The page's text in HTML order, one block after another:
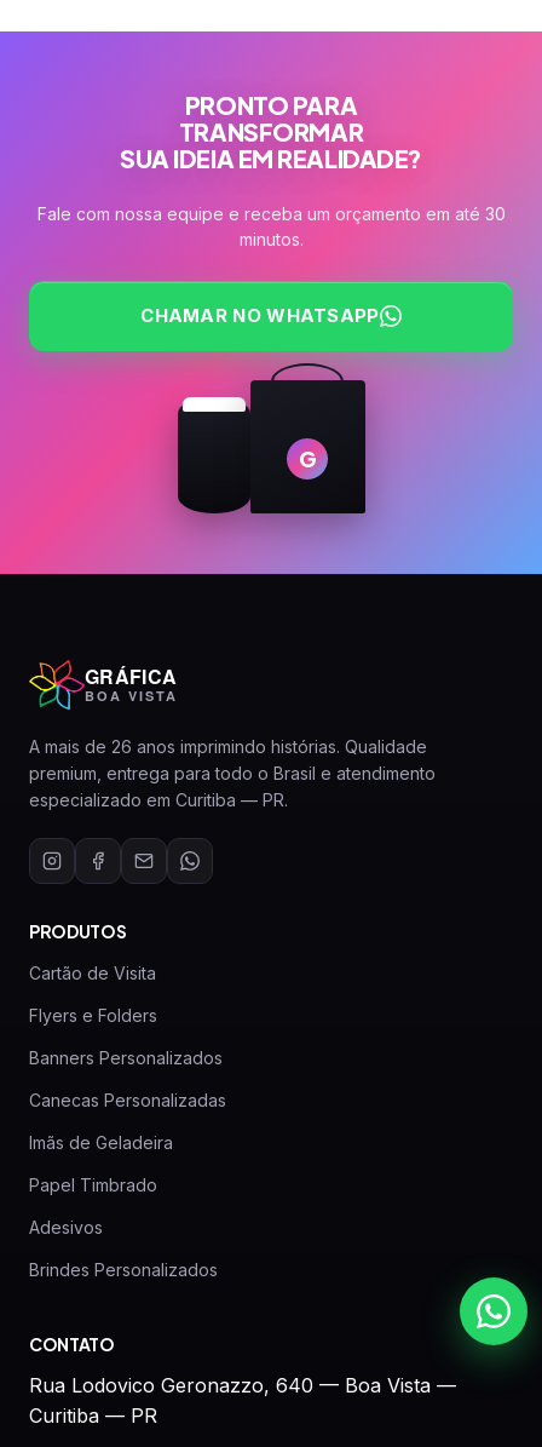
PRONTO PARA
TRANSFORMAR
SUA IDEIA EM REALIDADE?
Fale com nossa equipe e receba um orçamento em até 30
minutos.
CHAMAR NO WHATSAPP
G
GRÁFICA
BOA VISTA
A mais de 26 anos imprimindo histórias. Qualidade
premium, entrega para todo o Brasil e atendimento
especializado em Curitiba — PR.
PRODUTOS
Cartão de Visita
Flyers e Folders
Banners Personalizados
Canecas Personalizadas
Imãs de Geladeira
Papel Timbrado
Adesivos
Brindes Personalizados
CONTATO
Rua Lodovico Geronazzo, 640 — Boa Vista —
Curitiba — PR